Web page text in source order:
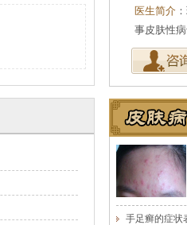
医生简介
医师，副
手足癣的症状